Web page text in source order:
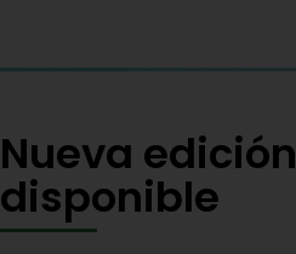
Nueva edición
disponible